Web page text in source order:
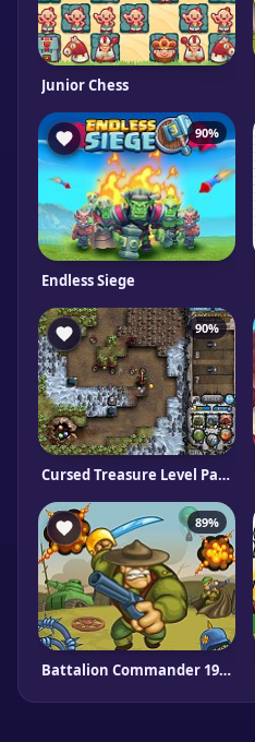
Junior Chess
90%
Endless Siege
90%
Cursed Treasure Level Pack
89%
Battalion Commander 1917